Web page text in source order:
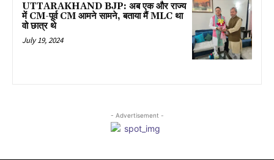
UTTARAKHAND BJP: अब एक और राज्य
में CM-पूर्व CM आमने सामने, बताया मैं MLC था
वो छात्र थे
July 19, 2024
- Advertisement -